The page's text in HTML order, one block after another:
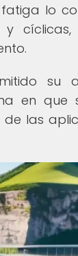
lo
su
en que
de las